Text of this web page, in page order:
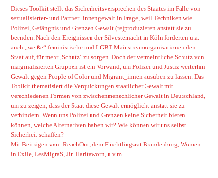
Dieses Toolkit stellt das Sicherheitsversprechen des Staates im Falle von
sexualisierter- und Partner_innengewalt in Frage, weil Techniken wie
Polizei, Gefängnis und Grenzen Gewalt (re)produzieren anstatt sie zu
beenden. Nach den Ereignissen der Silvesternacht in Köln forderten u.a.
auch „weiße“ feministische und LGBT Mainstreamorganisationen den
Staat auf, für mehr ‚Schutz‘ zu sorgen. Doch der vermeintliche Schutz von
marginalisierten Gruppen ist ein Vorwand, um Polizei und Justiz weiterhin
Gewalt gegen People of Color und Migrant_innen ausüben zu lassen. Das
Toolkit thematisiert die Verquickungen staatlicher Gewalt mit
verschiedenen Formen von zwischenmenschlicher Gewalt in Deutschland,
um zu zeigen, dass der Staat diese Gewalt ermöglicht anstatt sie zu
verhindern. Wenn uns Polizei und Grenzen keine Sicherheit bieten
können, welche Alternativen haben wir? Wie können wir uns selbst
Sicherheit schaffen?
Mit Beiträgen von: ReachOut, dem Flüchtlingsrat Brandenburg, Women
in Exile, LesMigraS, Jin Haritaworn, u.v.m.